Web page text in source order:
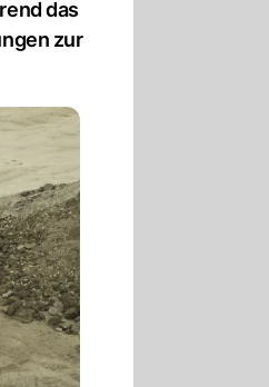
das
zur